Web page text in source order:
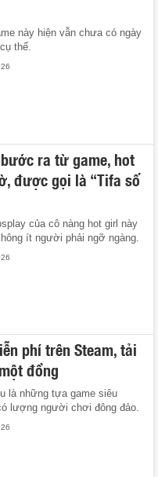
này hiện vẫn chưa có ngày
thể.
ra từ game, hot
được gọi là “Tifa số
của cô nàng hot girl này
ít người phải ngỡ ngàng.
phí trên Steam, tải
đồng
là những tựa game siêu
lượng người chơi đông đảo.